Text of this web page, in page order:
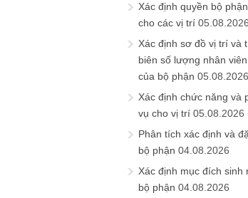
Xác định quyền bộ
cho các vị trí 05.08.2026
Xác định sơ đồ vị trí và
biên số lượng nhân
của bộ phận 05.08.2026
Xác định chức năng và
vụ cho vị trí 05.08.2026
Phân tích xác định và
bộ phận 04.08.2026
Xác định mục đích sinh
bộ phận 04.08.2026